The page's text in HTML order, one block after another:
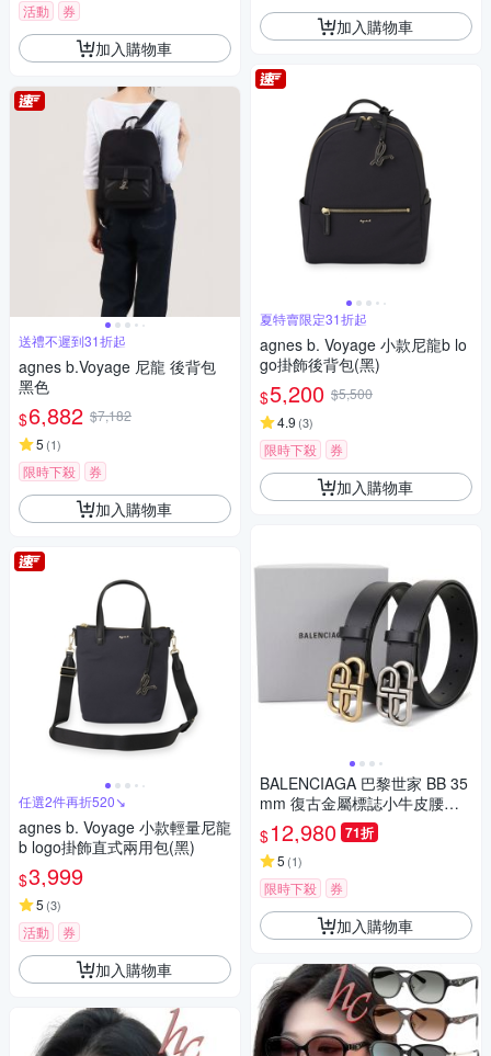
活動 券
加入購物車
送禮不遲到31折起
agnes b.Voyage 尼龍 後背包
黑色
$6,882 $7,182
5 (1)
限時下殺 券
加入購物車
任選2件再折520↘
agnes b. Voyage 小款輕量尼龍
b logo掛飾直式兩用包(黑)
$3,999
5 (3)
活動 券
加入購物車
加入購物車
夏特賣限定31折起
agnes b. Voyage 小款尼龍b lo
go掛飾後背包(黑)
$5,200 $5,500
4.9 (3)
限時下殺 券
加入購物車
BALENCIAGA 巴黎世家 BB 35
mm 復古金屬標誌小牛皮腰帶-
2色可選
$12,980 71折
5 (1)
限時下殺 券
加入購物車